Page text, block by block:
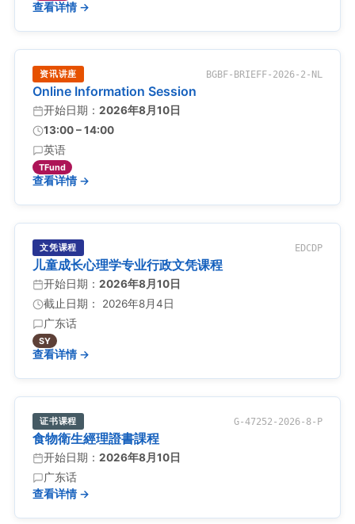
查看详情 →
资讯讲座 BGBF-BRIEFF-2026-2-NL
Online Information Session
开始日期： 2026年8月10日
13:00 – 14:00
英语
TFund
查看详情 →
文凭课程 EDCDP
儿童成长心理学专业行政文凭课程
开始日期： 2026年8月10日
截止日期： 2026年8月4日
广东话
SY
查看详情 →
证书课程 G-47252-2026-8-P
食物衛生經理證書課程
开始日期： 2026年8月10日
广东话
查看详情 →